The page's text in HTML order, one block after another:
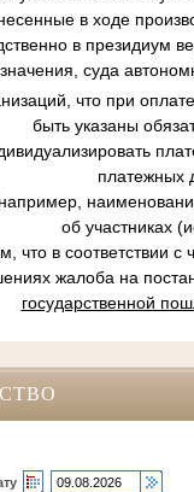
в ходе
в президиум
суда
что при
быть указаны
платежных
об участниках
в соответствии с
жалоба на
государственной